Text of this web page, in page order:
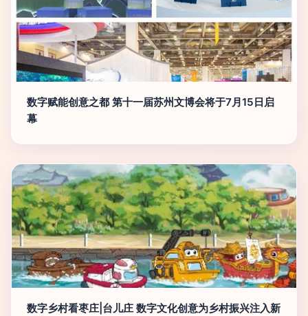
数字赋能创意之都 第十一届苏州文博会将于7月15日启
幕
数字乡村看枣庄|台儿庄 数字文化创意为乡村振兴注入新